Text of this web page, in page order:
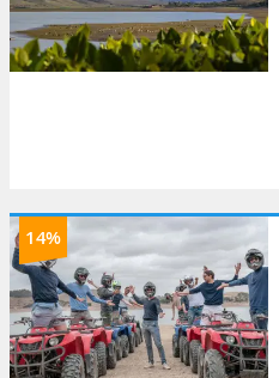
14%